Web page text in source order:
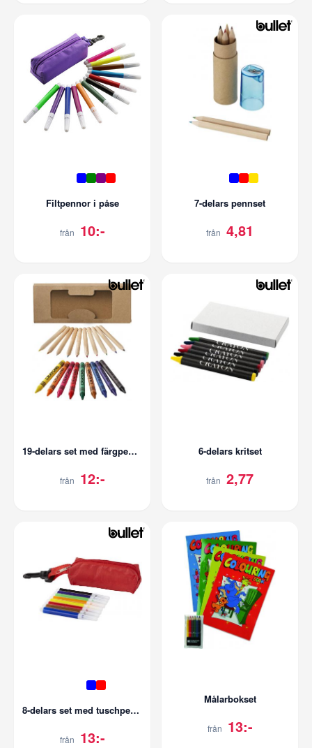
Filtpennor i påse
från 10:-
7-delars pennset
från 4,81
19-delars set med färgpennor och kritor
från 12:-
6-delars kritset
från 2,77
8-delars set med tuschpennor
från 13:-
Målarbokset
från 13:-